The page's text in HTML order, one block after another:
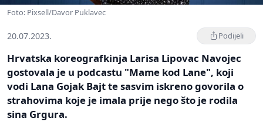
Foto: Pixsell/Davor Puklavec
20.07.2023. Podijeli
Hrvatska koreografkinja Larisa Lipovac Navojec
gostovala je u podcastu "Mame kod Lane", koji
vodi Lana Gojak Bajt te sasvim iskreno govorila o
strahovima koje je imala prije nego što je rodila
sina Grgura.